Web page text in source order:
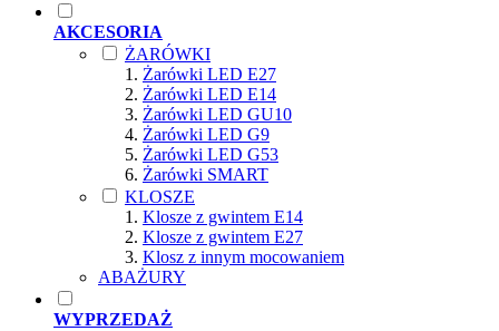
AKCESORIA
ŻARÓWKI
Żarówki LED E27
Żarówki LED E14
Żarówki LED GU10
Żarówki LED G9
Żarówki LED G53
Żarówki SMART
KLOSZE
Klosze z gwintem E14
Klosze z gwintem E27
Klosz z innym mocowaniem
ABAŻURY
WYPRZEDAŻ